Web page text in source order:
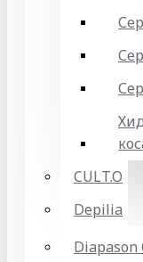
CULT.O
Depilia
Diapason